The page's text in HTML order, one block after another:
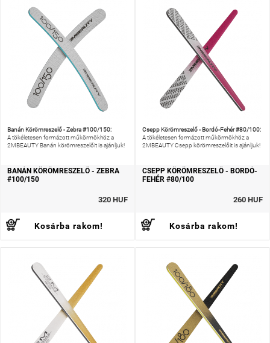
Banán Körömreszelő - Zebra #100/150:
A tökéletesen formázott műkörmökhöz a
2MBEAUTY Banán körömreszelőit is ajánljuk!
BANÁN KÖRÖMRESZELŐ - ZEBRA
#100/150
320 HUF
Kosárba rakom!
Csepp Körömreszelő - Bordó-Fehér #80/100:
A tökéletesen formázott műkörmökhöz a
2MBEAUTY Csepp körömreszelőit is ajánljuk!
CSEPP KÖRÖMRESZELŐ - BORDÓ-
FEHÉR #80/100
260 HUF
Kosárba rakom!